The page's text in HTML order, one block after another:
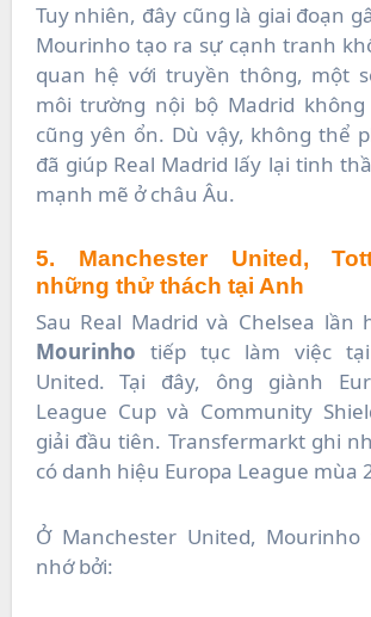
Tuy nhiên, đây cũng là giai đoạn
Mourinho tạo ra sự cạnh tranh
quan hệ với truyền thông, một
môi trường nội bộ Madrid
cũng yên ổn. Dù vậy, không thể
đã giúp Real Madrid lấy lại tinh
mạnh mẽ ở châu Âu.
5. Manchester United,
những thử thách tại Anh
Sau Real Madrid và Chelsea lần
Mourinho tiếp tục làm việc tại
United. Tại đây, ông giành
League Cup và Community
giải đầu tiên. Transfermarkt ghi
có danh hiệu Europa League mùa
Ở Manchester United,
nhớ bởi: